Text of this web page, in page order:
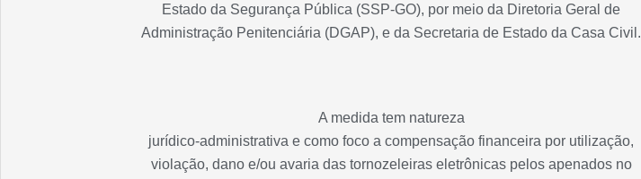
Estado da Segurança Pública (SSP-GO), por meio da Diretoria Geral de
Administração Penitenciária (DGAP), e da Secretaria de Estado da Casa Civil.
A medida tem natureza
jurídico-administrativa e como foco a compensação financeira por utilização,
violação, dano e/ou avaria das tornozeleiras eletrônicas pelos apenados no